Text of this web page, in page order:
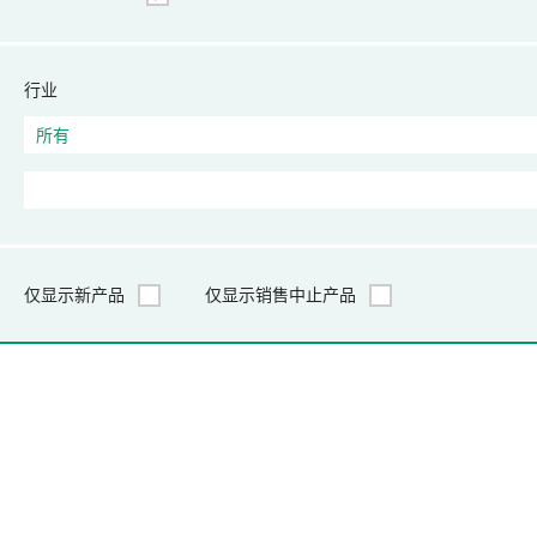
行业
仅显示新产品 仅显示销售中止产品